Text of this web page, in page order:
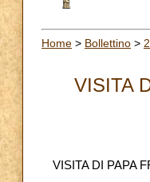
Home > Bollettino >
VISITA
VISITA DI PAPA